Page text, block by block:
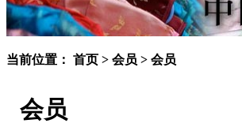
当前位置： 首页 > 会员 > 会员
会员